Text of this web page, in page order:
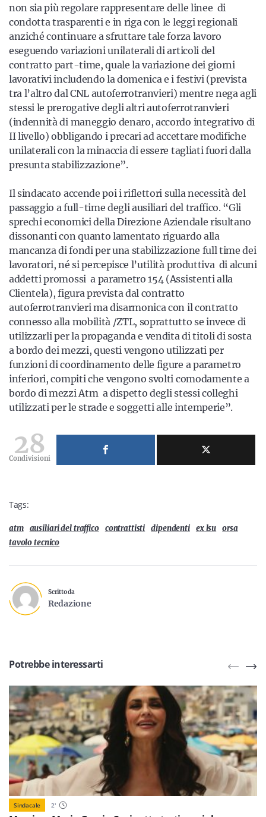
non sia più regolare rappresentare delle linee di
condotta trasparenti e in riga con le leggi regionali
anziché continuare a sfruttare tale forza lavoro
eseguendo variazioni unilaterali di articoli del
contratto part-time, quale la variazione dei giorni
lavorativi includendo la domenica e i festivi (prevista
tra l’altro dal CNL autoferrotranvieri) mentre nega agli
stessi le prerogative degli altri autoferrotranvieri
(indennità di maneggio denaro, accordo integrativo di
II livello) obbligando i precari ad accettare modifiche
unilaterali con la minaccia di essere tagliati fuori dalla
presunta stabilizzazione”.
Il sindacato accende poi i riflettori sulla necessità del
passaggio a full-time degli ausiliari del traffico. “Gli
sprechi economici della Direzione Aziendale risultano
dissonanti con quanto lamentato riguardo alla
mancanza di fondi per una stabilizzazione full time dei
lavoratori, né si percepisce l’utilità produttiva di alcuni
addetti promossi a parametro 154 (Assistenti alla
Clientela), figura prevista dal contratto
autoferrotranvieri ma disarmonica con il contratto
connesso alla mobilità /ZTL, soprattutto se invece di
utilizzarli per la propaganda e vendita di titoli di sosta
a bordo dei mezzi, questi vengono utilizzati per
funzioni di coordinamento delle figure a parametro
inferiori, compiti che vengono svolti comodamente a
bordo di mezzi Atm a dispetto degli stessi colleghi
utilizzati per le strade e soggetti alle intemperie”.
28
Condivisioni
Tags:
atm ausiliari del traffico contrattisti dipendenti ex lsu orsa
tavolo tecnico
Scritto da
Redazione
Potrebbe interessarti
Sindacale 2'